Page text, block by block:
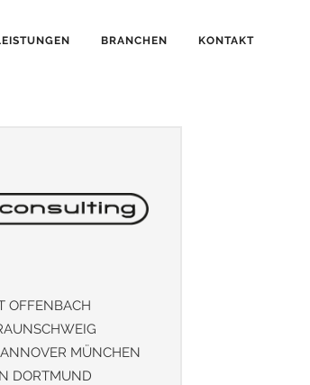
BRANCHEN KONTAKT
OFFENBACH
MÜNCHEN
DORTMUND